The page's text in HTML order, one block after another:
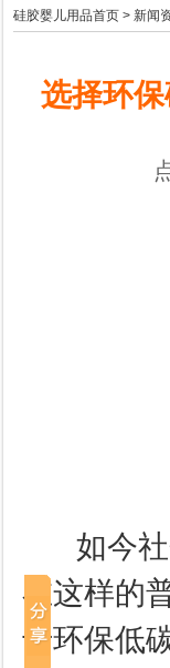
硅胶婴儿用品首页 > 新闻
选择环
如今社
在这样的
于环保低